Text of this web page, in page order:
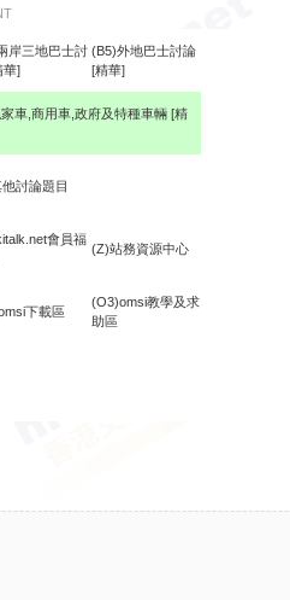
岸三地巴士討
華]
(B5)外地巴士討論
[精華]
車,商用車,政府及特種車輛 [精
討論題目
會員福
(Z)站務資源中心
下載區
(O3)omsi教學及求
助區